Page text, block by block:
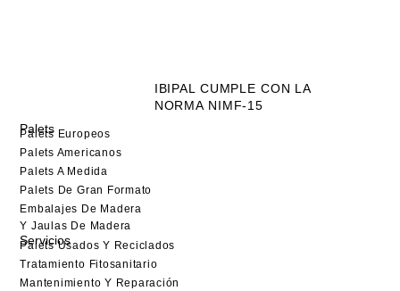
IBIPAL CUMPLE CON LA
NORMA NIMF-15
Palets
Palets Europeos
Palets Americanos
Palets A Medida
Palets De Gran Formato
Embalajes De Madera
Y Jaulas De Madera
Servicios
Palets Usados Y Reciclados
Tratamiento Fitosanitario
Mantenimiento Y Reparación